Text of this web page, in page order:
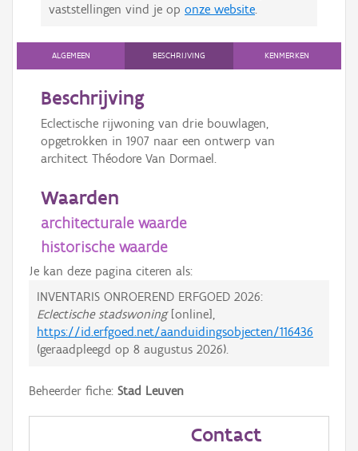
vaststellingen vind je op onze website
ALGEMEEN BESCHRIJVING KENMERKEN
Beschrijving
Eclectische rijwoning van drie bouwlagen,
opgetrokken in 1907 naar een ontwerp van
architect Théodore Van Dormael.
Waarden
architecturale waarde
historische waarde
Je kan deze pagina citeren als:
INVENTARIS ONROEREND ERFGOED 2026:
Eclectische stadswoning[online],
https://id.erfgoed.net/aanduidingsobjecten/116436
(geraadpleegd op 8 augustus 2026).
Beheerder fiche: Stad Leuven
Contact